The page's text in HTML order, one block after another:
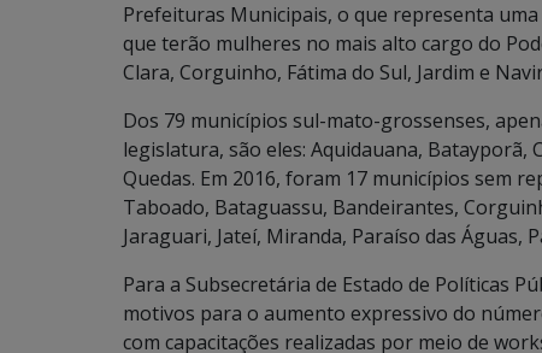
Prefeituras Municipais, o que representa
que terão mulheres no mais alto cargo do
Clara, Corguinho, Fátima do Sul, Jardim e
Dos 79 municípios sul-mato-grossenses,
legislatura, são eles: Aquidauana, Batayporã,
Quedas. Em 2016, foram 17 municípios sem
Taboado, Bataguassu, Bandeirantes,
Jaraguari, Jateí, Miranda, Paraíso das Águas,
Para a Subsecretária de Estado de Políticas
motivos para o aumento expressivo do
com capacitações realizadas por meio de